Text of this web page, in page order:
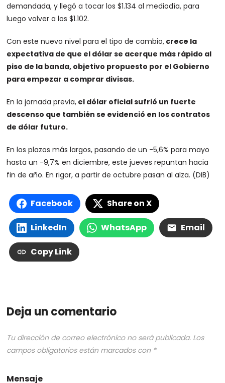
demandada, y llegó a tocar los $1.134 al mediodía, para
luego volver a los $1.102.
Con este nuevo nivel para el tipo de cambio, crece la
expectativa de que el dólar se acerque más rápido al
piso de la banda, objetivo propuesto por el Gobierno
para empezar a comprar divisas.
En la jornada previa, el dólar oficial sufrió un fuerte
descenso que también se evidenció en los contratos
de dólar futuro.
En los plazos más largos, pasando de un -5,6% para mayo
hasta un -9,7% en diciembre, este jueves repuntan hacia
fin de año. En rigor, a partir de octubre pasan al alza. (DIB)
Facebook Share on X
LinkedIn WhatsApp Email
Copy Link
Deja un comentario
Tu dirección de correo electrónico no será publicada. Los
campos obligatorios están marcados con *
Mensaje